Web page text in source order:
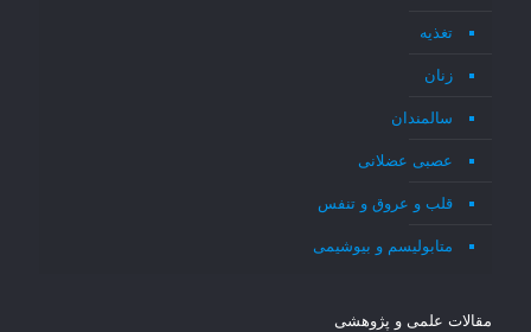
تغذیه
زنان
سالمندان
عصبی عضلانی
قلب و عروق و تنفس
متابولیسم و بیوشیمی
مقالات علمی و پژوهشی